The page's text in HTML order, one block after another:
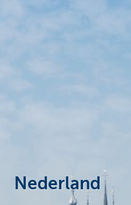
Nederland